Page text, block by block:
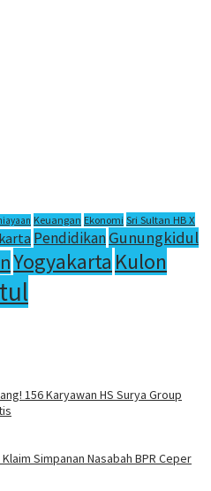
Keuangan Ekonomi Sri Sultan HB X
PendidikanGunungkidul
Yogyakarta Kulon
156 Karyawan HS Surya Group
Simpanan Nasabah BPR Ceper